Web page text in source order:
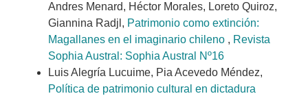
Andres Menard, Héctor Morales, Loreto Quiroz,
Giannina Radjl, Patrimonio como extinción:
Magallanes en el imaginario chileno , Revista
Sophia Austral: Sophia Austral Nº16
Luis Alegría Lucuime, Pia Acevedo Méndez,
Política de patrimonio cultural en dictadura